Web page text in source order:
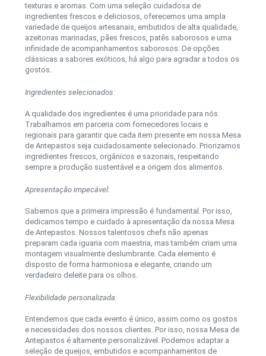
texturas e aromas. Com uma seleção cuidadosa de
ingredientes frescos e deliciosos, oferecemos uma ampla
variedade de queijos artesanais, embutidos de alta qualidade,
azeitonas marinadas, pães frescos, patês saborosos e uma
infinidade de acompanhamentos saborosos. De opções
clássicas a sabores exóticos, há algo para agradar a todos os
gostos.
Ingredientes selecionados:
A qualidade dos ingredientes é uma prioridade para nós.
Trabalhamos em parceria com fornecedores locais e
regionais para garantir que cada item presente em nossa Mesa
de Antepastos seja cuidadosamente selecionado. Priorizamos
ingredientes frescos, orgânicos e sazonais, respeitando
sempre a produção sustentável e a origem dos alimentos.
Apresentação impecável:
Sabemos que a primeira impressão é fundamental. Por isso,
dedicamos tempo e cuidado à apresentação da nossa Mesa
de Antepastos. Nossos talentosos chefs não apenas
preparam cada iguaria com maestria, mas também criam uma
montagem visualmente deslumbrante. Cada elemento é
disposto de forma harmoniosa e elegante, criando um
verdadeiro deleite para os olhos.
Flexibilidade personalizada:
Entendemos que cada evento é único, assim como os gostos
e necessidades dos nossos clientes. Por isso, nossa Mesa de
Antepastos é altamente personalizável. Podemos adaptar a
seleção de queijos, embutidos e acompanhamentos de